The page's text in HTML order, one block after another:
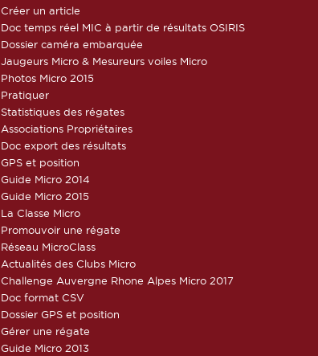
Créer un article
Doc temps réel MIC à partir de résultats OSIRIS
Dossier caméra embarquée
Jaugeurs Micro & Mesureurs voiles Micro
Photos Micro 2015
Pratiquer
Statistiques des régates
Associations Propriétaires
Doc export des résultats
GPS et position
Guide Micro 2014
Guide Micro 2015
La Classe Micro
Promouvoir une régate
Réseau MicroClass
Actualités des Clubs Micro
Challenge Auvergne Rhone Alpes Micro 2017
Doc format CSV
Dossier GPS et position
Gérer une régate
Guide Micro 2013